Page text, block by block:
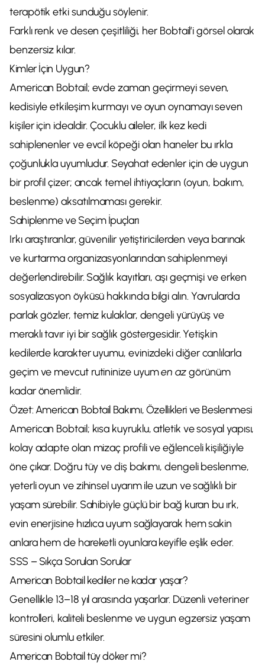
terapötik etki sunduğu söylenir.
Farklı renk ve desen çeşitliliği, her Bobtail’i görsel olarak
benzersiz kılar.
Kimler İçin Uygun?
American Bobtail; evde zaman geçirmeyi seven,
kedisiyle etkileşim kurmayı ve oyun oynamayı seven
kişiler için idealdir. Çocuklu aileler, ilk kez kedi
sahiplenenler ve evcil köpeği olan haneler bu ırkla
çoğunlukla uyumludur. Seyahat edenler için de uygun
bir profil çizer; ancak temel ihtiyaçların (oyun, bakım,
beslenme) aksatılmaması gerekir.
Sahiplenme ve Seçim İpuçları
Irkı araştıranlar, güvenilir yetiştiricilerden veya barınak
ve kurtarma organizasyonlarından sahiplenmeyi
değerlendirebilir. Sağlık kayıtları, aşı geçmişi ve erken
sosyalizasyon öyküsü hakkında bilgi alın. Yavrularda
parlak gözler, temiz kulaklar, dengeli yürüyüş ve
meraklı tavır iyi bir sağlık göstergesidir. Yetişkin
kedilerde karakter uyumu, evinizdeki diğer canlılarla
geçim ve mevcut rutininize uyumen azgörünüm
kadar önemlidir.
Özet: American Bobtail Bakımı, Özellikleri ve Beslenmesi
American Bobtail; kısa kuyruklu, atletik ve sosyal yapısı,
kolay adapte olan mizaç profili ve eğlenceli kişiliğiyle
öne çıkar. Doğru tüy ve diş bakımı, dengeli beslenme,
yeterli oyun ve zihinsel uyarım ile uzun ve sağlıklı bir
yaşam sürebilir. Sahibiyle güçlü bir bağ kuran bu ırk,
evin enerjisine hızlıca uyum sağlayarak hem sakin
anlara hem de hareketli oyunlara keyifle eşlik eder.
SSS – Sıkça Sorulan Sorular
American Bobtail kediler ne kadar yaşar?
Genellikle 13–18 yıl arasında yaşarlar. Düzenli veteriner
kontrolleri, kaliteli beslenme ve uygun egzersiz yaşam
süresini olumlu etkiler.
American Bobtail tüy döker mi?